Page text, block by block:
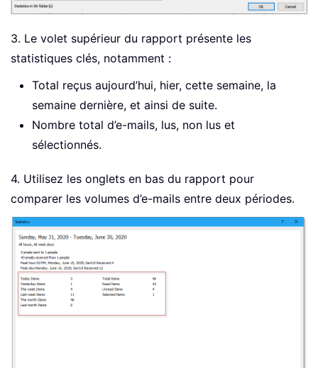
3. Le volet supérieur du rapport présente les
statistiques clés, notamment :
Total reçus aujourd’hui, hier, cette semaine, la
semaine dernière, et ainsi de suite.
Nombre total d’e-mails, lus, non lus et
sélectionnés.
4. Utilisez les onglets en bas du rapport pour
comparer les volumes d’e-mails entre deux périodes.